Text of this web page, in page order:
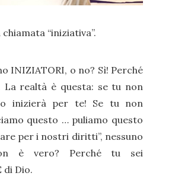
“iniziativa”.
INIZIATORI, o no? Sì! Perché
La realtà è questa: se tu non
inizierà per te! Se tu non
questo … puliamo questo
per i nostri diritti”, nessuno
è vero? Perché tu sei
di Dio.